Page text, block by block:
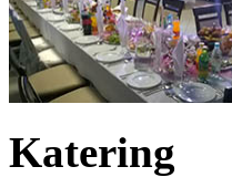
Katering